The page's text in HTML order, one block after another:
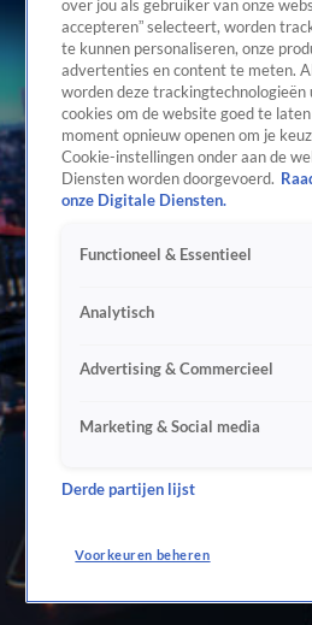
over jou als gebruiker van onze
accepteren” selecteert, worden
te kunnen personaliseren, onze
advertenties en content te meten.
worden deze
cookies om de website goed te
moment opnieuw openen om je
Cookie-instellingen onder aan de
Diensten worden doorgevoerd.
onze Digitale Diensten.
Functioneel & Essentieel
Analytisch
Advertising & Commercieel
Marketing & Social media
Derde partijen lijst
Voorkeuren beheren